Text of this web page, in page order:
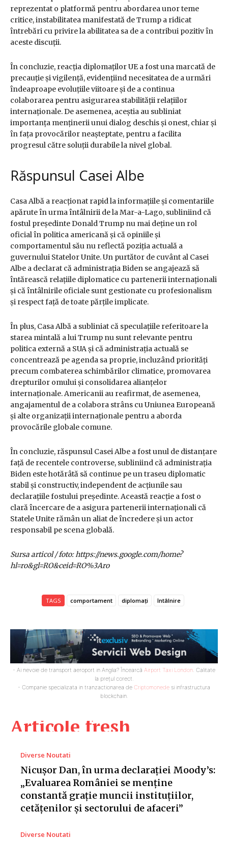
Articole fresh
Diverse Noutati
Nicușor Dan, în urma declarației Moody’s:
„Evaluarea României se menține
constantă grație muncii instituțiilor,
cetățenilor și sectorului de afaceri”
Diverse Noutati
reprezentat o platformă pentru abordarea unor teme
critice, instabilitatea manifestată de Trump a ridicat
întrebări cu privire la abilitatea sa de a contribui pozitiv în
aceste discuții.
În concluzie, reacția diplomaților UE a fost una marcată de
precauție și vigilență, evidențiind necesitatea de a urmări
îndeaproape evoluțiile viitoare și de a continua
colaborarea pentru asigurarea stabilității relațiilor
internaționale. De asemenea, aceștia au subliniat
importanța menținerii unui dialog deschis și onest, chiar și
în fața provocărilor neașteptate, pentru a facilita
progresul către soluții durabile la nivel global.
Răspunsul Casei Albe
Casa Albă a reacționat rapid la informațiile și comentariile
apărute în urma întâlnirii de la Mar-a-Lago, subliniind că
fostul președinte Donald Trump nu mai deține un rol
oficial în politica americană și că opiniile și
comportamentul său nu reflectă poziția actuală a
guvernului Statelor Unite. Un purtător de cuvânt al Casei
Albe a declarat că administrația Biden se angajează să
întărească relațiile diplomatice cu partenerii internaționali
și că întâlnirile oficiale sunt gestionate cu profesionalism
și respect față de toate părțile implicate.
În plus, Casa Albă a subliniat că speculațiile referitoare la
starea mintală a lui Trump nu sunt relevante pentru
politica externă a SUA și că administrația actuală se
concentrează pe agenda sa proprie, incluzând priorități
precum combaterea schimbărilor climatice, promovarea
drepturilor omului și consolidarea alianțelor
internaționale. Americanii au reafirmat, de asemenea,
angajamentul de a colabora strâns cu Uniunea Europeană
și alte organizații internaționale pentru a aborda
provocările globale comune.
În concluzie, răspunsul Casei Albe a fost unul de distanțare
față de recentele controverse, subliniind că administrația
Biden este hotărâtă să continue pe un traseu diplomatic
stabil și constructiv, independent de acțiunile sau
declarațiile fostului președinte. Această reacție a fost o
clară încercare de a asigura partenerii internaționali că
Statele Unite rămân un aliat de încredere și un actor
responsabil pe scena globală.
Sursa articol / foto: https://news.google.com/home?
hl=ro&gl=RO&ceid=RO%3Aro
TAGS comportament diplomați întâlnire
- Ai nevoie de transport aeroport in Anglia? Încearcă Airport Taxi London. Calitate
la prețul corect.
- Companie specializata in tranzactionarea de Criptomonede si infrastructura
blockchain.